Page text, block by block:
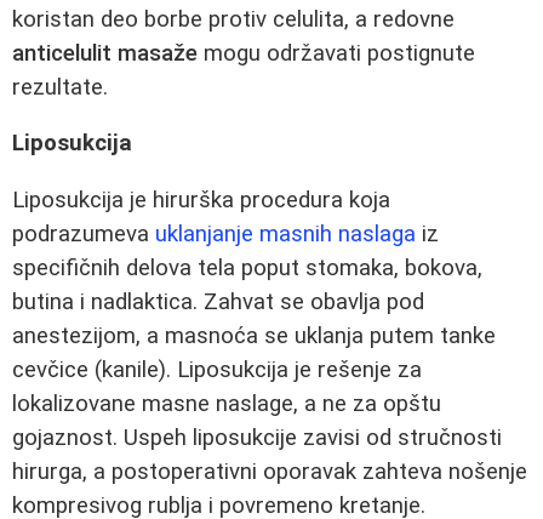
koristan deo borbe protiv celulita, a redovne
anticelulit masaže mogu održavati postignute
rezultate.
Liposukcija
Liposukcija je hirurška procedura koja
podrazumeva uklanjanje masnih naslaga iz
specifičnih delova tela poput stomaka, bokova,
butina i nadlaktica. Zahvat se obavlja pod
anestezijom, a masnoća se uklanja putem tanke
cevčice (kanile). Liposukcija je rešenje za
lokalizovane masne naslage, a ne za opštu
gojaznost. Uspeh liposukcije zavisi od stručnosti
hirurga, a postoperativni oporavak zahteva nošenje
kompresivog rublja i povremeno kretanje.